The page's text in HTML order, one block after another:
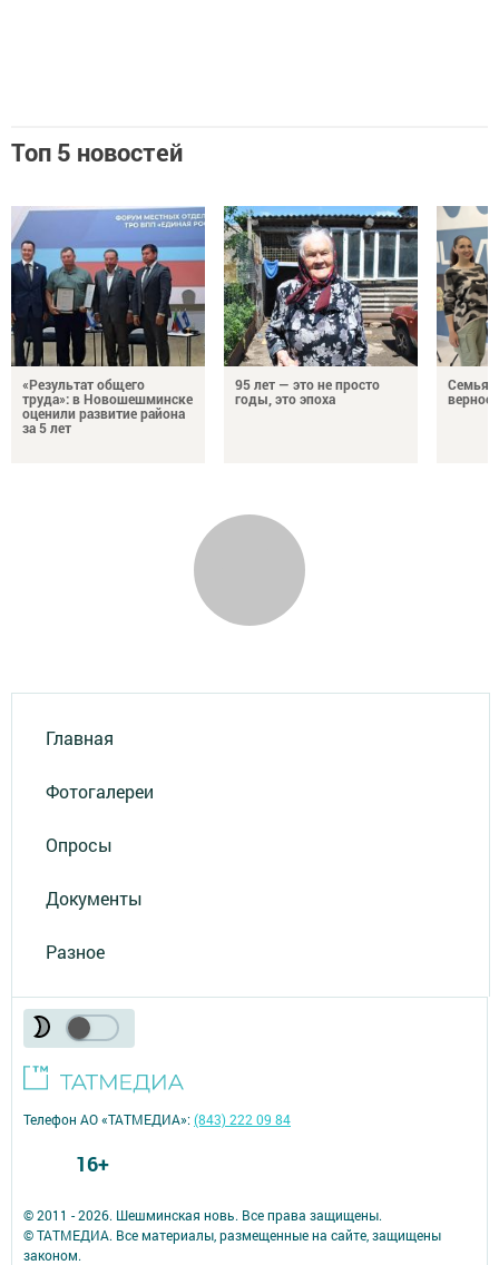
Топ 5 новостей
«Результат общего
труда»: в Новошешминске
оценили развитие района
за 5 лет
95 лет — это не просто
годы, это эпоха
Семья
Главная
Фотогалереи
Опросы
Документы
Разное
© 2011 - 2026. Шешминская новь. Все права защищены.
© ТАТМЕДИА. Все материалы, размещенные на сайте, защищены
законом.
Телефон АО «ТАТМЕДИА»:(843) 222 09 84
16+